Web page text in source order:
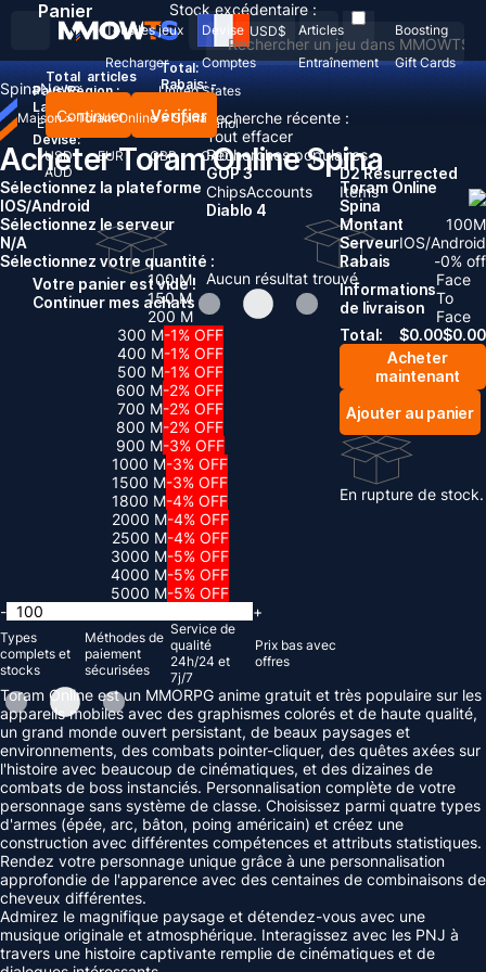
Recherche récente :
Tout effacer
Recherches populaires :
GOP 3
ChipsAccounts
D2 Resurrected
Items
Diablo 4
Aucun résultat trouvé
Tous les jeux Devise Articles
Boosting
Recharger
Comptes Entraînement Gift Cards
USD$
Pays/Région :
United States
Langue:
English DeutschFrançais Español
Devise:
USD
EUR GBP
CAD
AUD
Panier
Total articles
Total:
Rabais: -
Continuer Vérifier
Votre panier est vide !
Continuer mes achats
Stock excédentaire :
SpinaNews
Maison > Toram Online> Spina
Acheter Toram Online Spina
Sélectionnez la plateforme
IOS/Android
Sélectionnez le serveur
N/A
Sélectionnez votre quantité :
100 M
150 M
200 M
300 M-1% OFF
400 M-1% OFF
500 M-1% OFF
600 M-2% OFF
700 M-2% OFF
800 M-2% OFF
900 M-3% OFF
1000 M-3% OFF
1500 M-3% OFF
1800 M-4% OFF
2000 M-4% OFF
2500 M-4% OFF
3000 M-5% OFF
4000 M-5% OFF
5000 M-5% OFF
-
+
Types
complets et
stocks
Méthodes de
paiement
sécurisées
Service de
qualité
24h/24 et
7j/7
Prix ​​bas avec
offres
Toram Online
Spina
Montant
100M
ServeurIOS/Android
Rabais
-0% off
Informations
de livraison
Face
To
Face
Total:
$0.00$0.00
Acheter
maintenant
Ajouter au panier
En rupture de stock.
Toram Online est un MMORPG anime gratuit et très populaire sur les
appareils mobiles avec des graphismes colorés et de haute qualité,
un grand monde ouvert persistant, de beaux paysages et
environnements, des combats pointer-cliquer, des quêtes axées sur
l'histoire avec beaucoup de cinématiques, et des dizaines de
combats de boss instanciés. Personnalisation complète de votre
personnage sans système de classe. Choisissez parmi quatre types
d'armes (épée, arc, bâton, poing américain) et créez une
construction avec différentes compétences et attributs statistiques.
Rendez votre personnage unique grâce à une personnalisation
approfondie de l'apparence avec des centaines de combinaisons de
cheveux différentes.
Admirez le magnifique paysage et détendez-vous avec une
musique originale et atmosphérique. Interagissez avec les PNJ à
travers une histoire captivante remplie de cinématiques et de